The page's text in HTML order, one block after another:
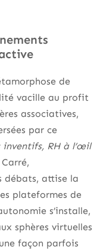
de
vacille au profit
associatives,
par ce
RH à l’œil
débats, attise la
plateformes de
s’installe,
sphères virtuelles
façon parfois